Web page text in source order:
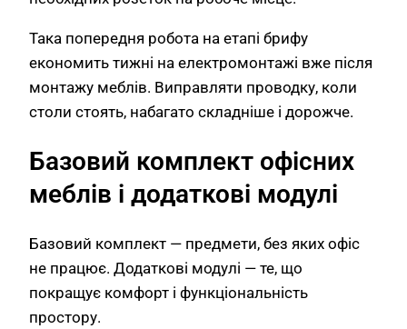
Така попередня робота на етапі брифу
економить тижні на електромонтажі вже після
монтажу меблів. Виправляти проводку, коли
столи стоять, набагато складніше і дорожче.
Базовий комплект офісних
меблів і додаткові модулі
Базовий комплект — предмети, без яких офіс
не працює. Додаткові модулі — те, що
покращує комфорт і функціональність
простору.